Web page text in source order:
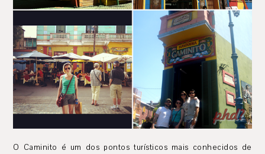
O Caminito é um dos pontos turísticos mais conhecidos de